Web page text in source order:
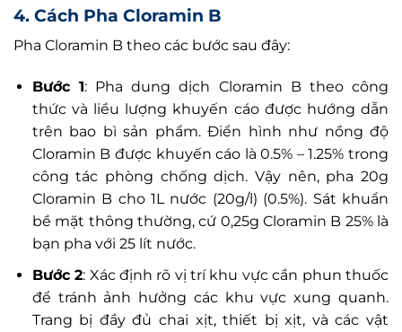
4. Cách Pha Cloramin B
Pha Cloramin B theo các bước sau đây:
Bước 1: Pha dung dịch Cloramin B theo công
thức và liều lượng khuyến cáo được hướng dẫn
trên bao bì sản phẩm. Điển hình như nồng độ
Cloramin B được khuyến cáo là 0.5% – 1.25% trong
công tác phòng chống dịch. Vậy nên, pha 20g
Cloramin B cho 1L nước (20g/l) (0.5%). Sát khuẩn
bề mặt thông thường, cứ 0,25g Cloramin B 25% là
bạn pha với 25 lít nước.
Bước 2: Xác định rõ vị trí khu vực cần phun thuốc
để tránh ảnh hưởng các khu vực xung quanh.
Trang bị đầy đủ chai xịt, thiết bị xịt, và các vật